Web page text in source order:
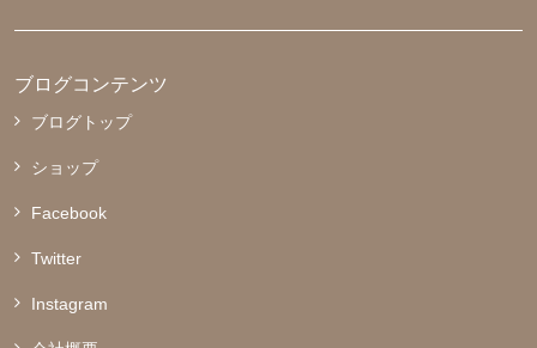
ブログコンテンツ
ブログトップ
ショップ
Facebook
Twitter
Instagram